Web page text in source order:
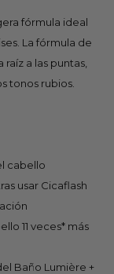
fórmula ideal
La fórmula de
a las puntas,
tonos rubios.
cabello
usar Cicaflash
11 veces* más
Baño Lumière +